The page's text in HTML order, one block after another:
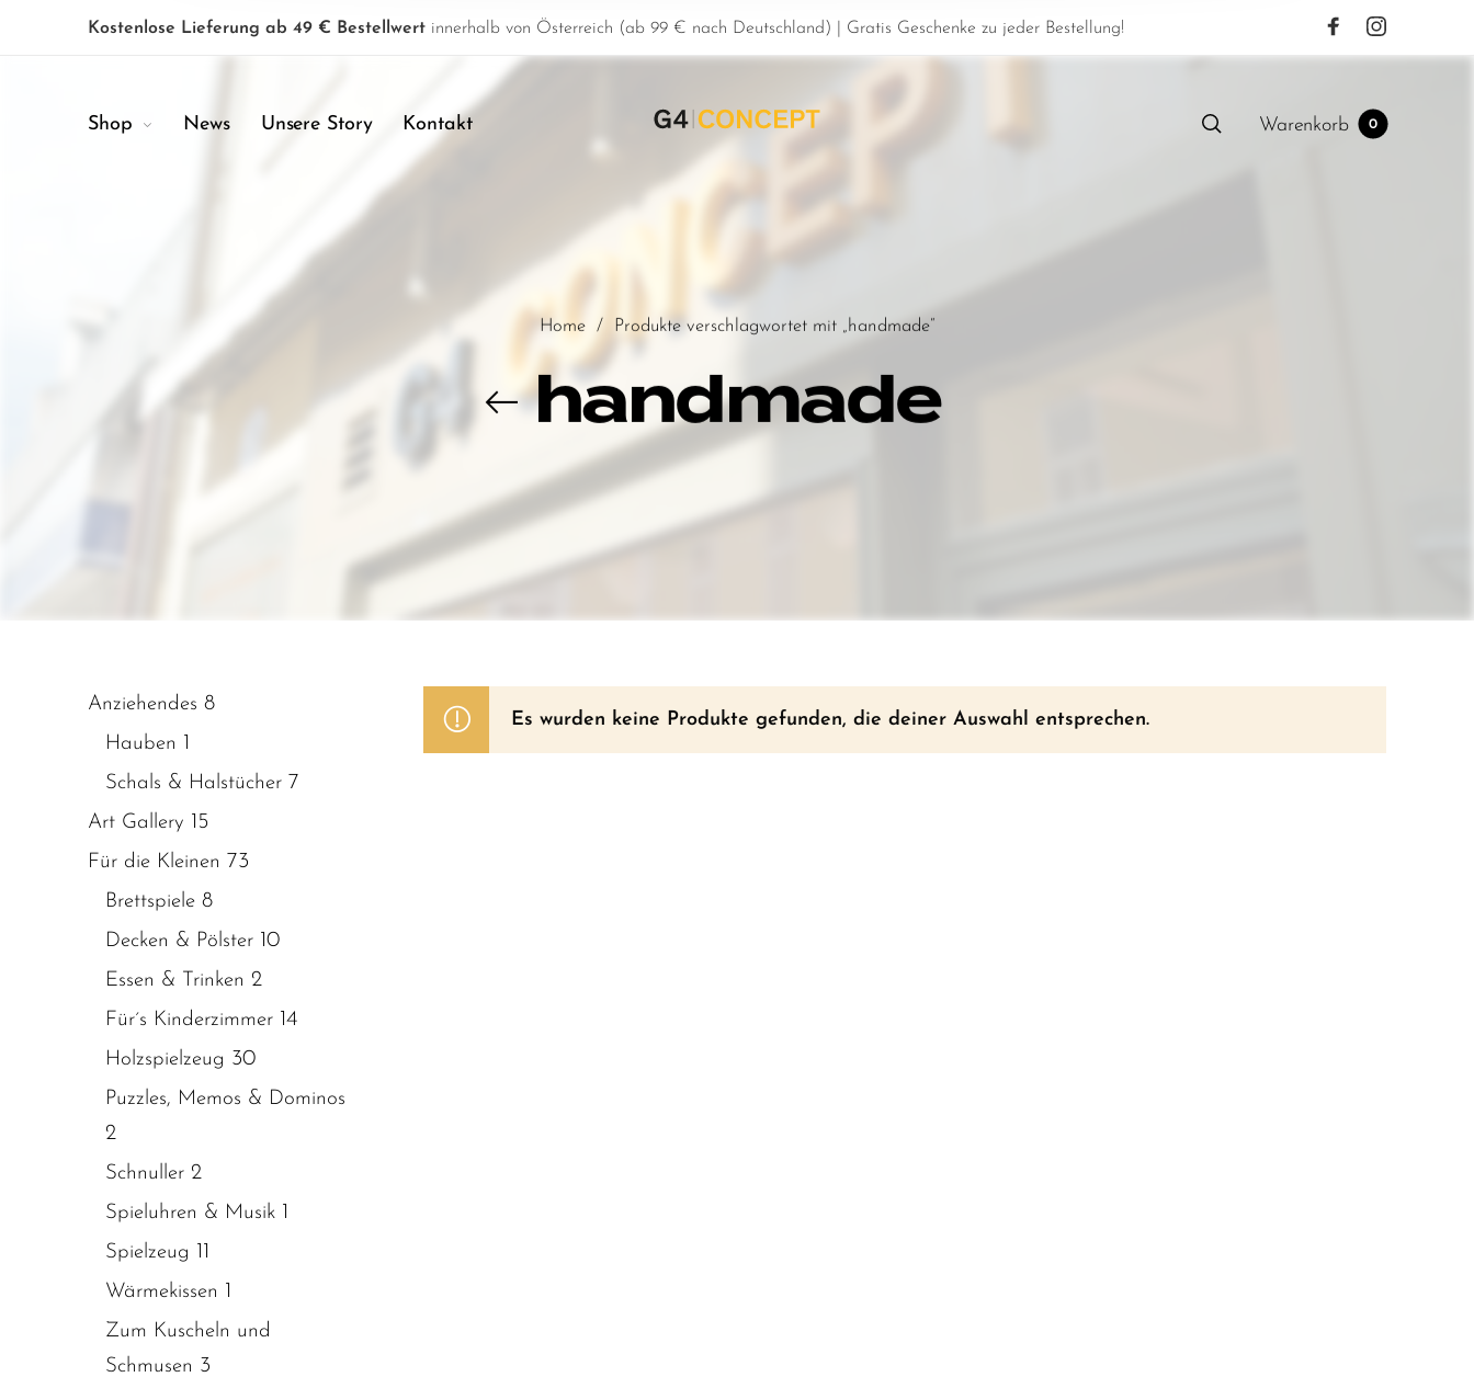
Kostenlose Lieferung ab 49 € Bestellwert innerhalb von Österreich (ab 99 € nach Deutschland) | Gratis Geschenke zu jeder Bestellung!
Shop News Unsere Story Kontakt Warenkorb 0
Home / Produkte verschlagwortet mit „handmade“
handmade
Anziehendes 8
Hauben 1
Schals & Halstücher 7
Art Gallery 15
Für die Kleinen 73
Brettspiele 8
Decken & Pölster 10
Essen & Trinken 2
Für´s Kinderzimmer 14
Holzspielzeug 30
Puzzles, Memos & Dominos
2
Schnuller 2
Spieluhren & Musik 1
Spielzeug 11
Wärmekissen 1
Zum Kuscheln und
Schmusen 3
Es wurden keine Produkte gefunden, die deiner Auswahl entsprechen.